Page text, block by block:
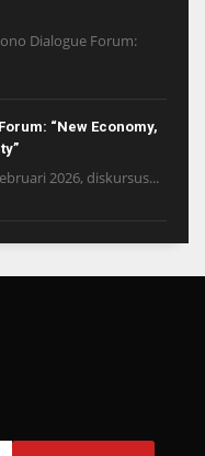
Dialogue Forum:
“New Economy,
2026, diskursus...